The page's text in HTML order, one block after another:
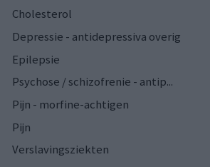
Cholesterol
Depressie - antidepressiva overig
Epilepsie
Psychose / schizofrenie - antip...
Pijn - morfine-achtigen
Pijn
Verslavingsziekten